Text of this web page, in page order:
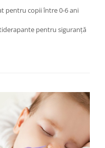
pentru copii între 0-6 ani
pentru siguranță